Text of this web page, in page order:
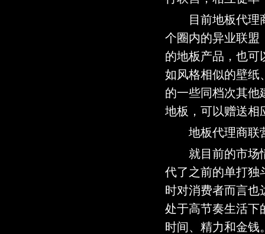
目前地板代理商
个圈内的异业联盟
的地板产品，也可
如风格相似的壁纸
的一些同档次其他
地板，可以赠送相
地板代理商联
就目前的市场情
代了之前的单打独
时对消费者而言也
处于高节奏生活下
时间、精力和金钱